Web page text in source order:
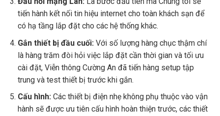
tiến hành kết nối tin hiệu internet cho toàn khách sạn để
có hạ tầng lắp đặt cho các hệ thống khác.
Gắn thiết bị đầu cuối: Với số lượng hàng chục thậm chí
là hàng trăm đòi hỏi việc lắp đặt cần thời gian và tối ưu
cài đặt, Viễn thông Cường An đã tiến hàng setup tập
trung và test thiết bị trước khi gắn.
Cấu hình:Các thiết bị điện nhẹ không phụ thuộc vào vận
hành sẽ được ưu tiên cấu hình hoàn thiện trước, các thiết